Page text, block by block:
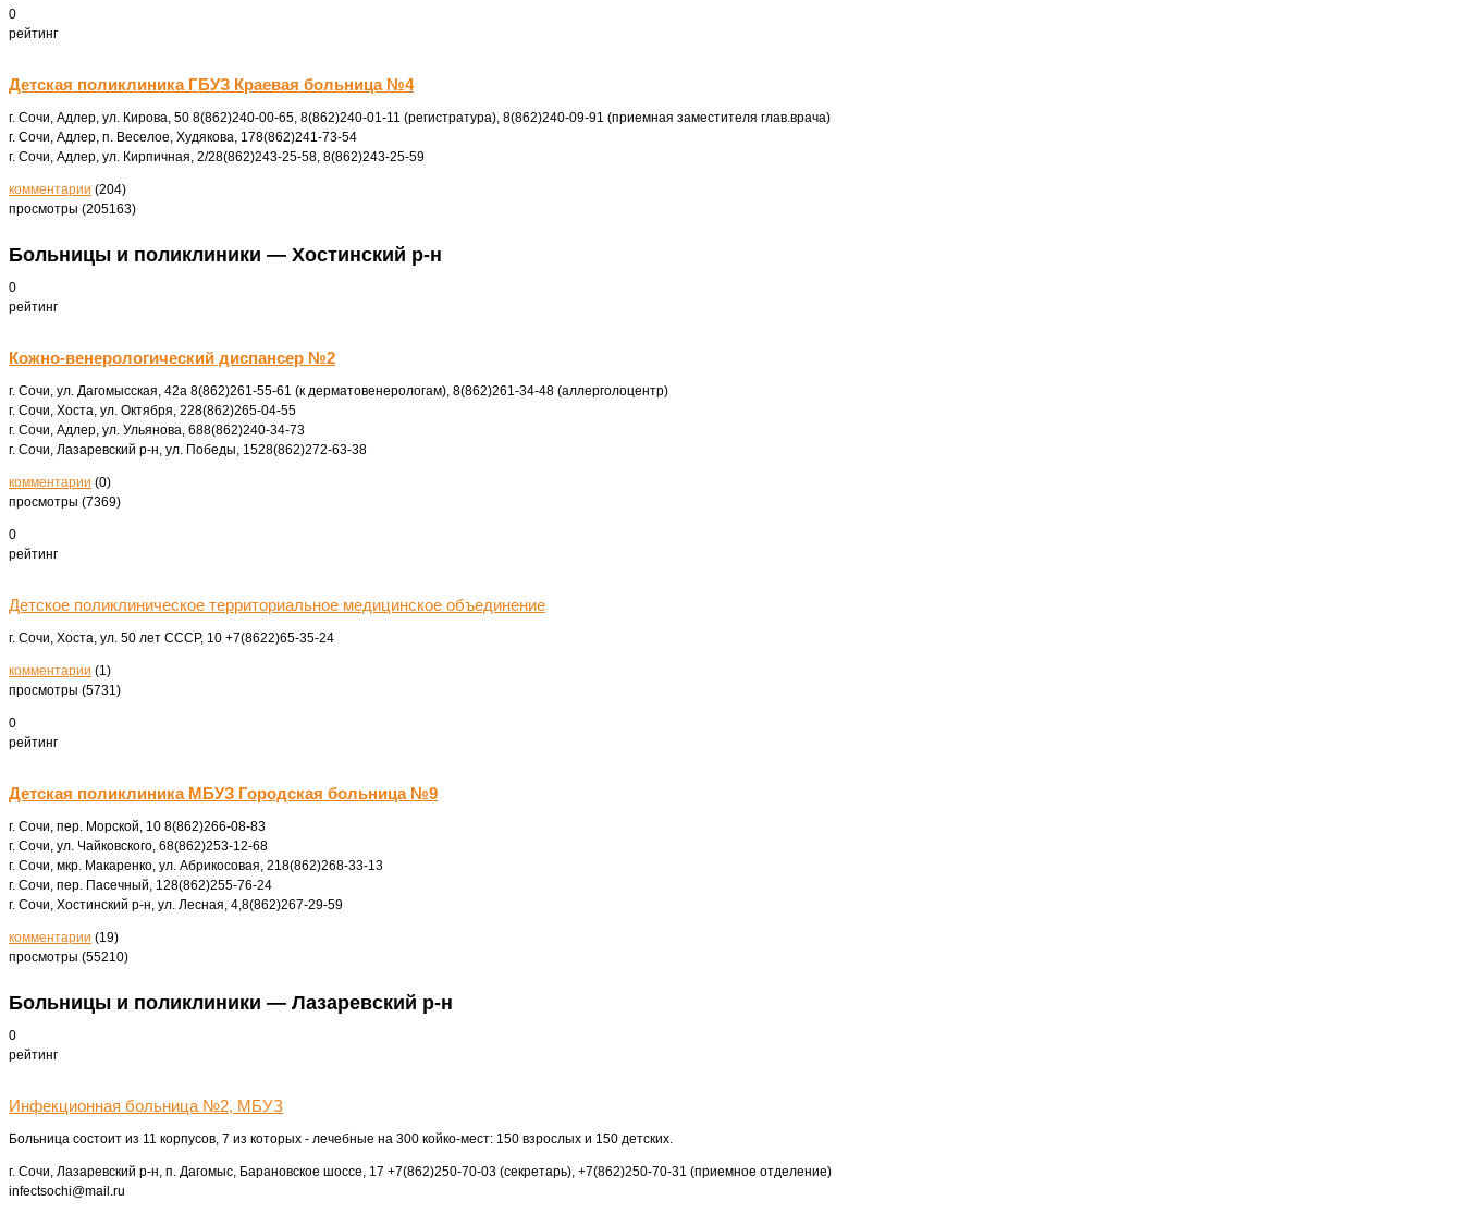
0
рейтинг
Детская поликлиника ГБУЗ Краевая больница №4
г. Сочи, Адлер, ул. Кирова, 50 8(862)240-00-65, 8(862)240-01-11 (регистратура), 8(862)240-09-91 (приемная заместителя глав.врача)
г. Сочи, Адлер, п. Веселое, Худякова, 178(862)241-73-54
г. Сочи, Адлер, ул. Кирпичная, 2/28(862)243-25-58, 8(862)243-25-59
комментарии (204)
просмотры (205163)
Больницы и поликлиники — Хостинский р-н
0
рейтинг
Кожно-венерологический диспансер №2
г. Сочи, ул. Дагомысская, 42а 8(862)261-55-61 (к дерматовенерологам), 8(862)261-34-48 (аллерголоцентр)
г. Сочи, Хоста, ул. Октября, 228(862)265-04-55
г. Сочи, Адлер, ул. Ульянова, 688(862)240-34-73
г. Сочи, Лазаревский р-н, ул. Победы, 1528(862)272-63-38
комментарии (0)
просмотры (7369)
0
рейтинг
Детское поликлиническое территориальное медицинское объединение
г. Сочи, Хоста, ул. 50 лет СССР, 10 +7(8622)65-35-24
комментарии (1)
просмотры (5731)
0
рейтинг
Детская поликлиника МБУЗ Городская больница №9
г. Сочи, пер. Морской, 10 8(862)266-08-83
г. Сочи, ул. Чайковского, 68(862)253-12-68
г. Сочи, мкр. Макаренко, ул. Абрикосовая, 218(862)268-33-13
г. Сочи, пер. Пасечный, 128(862)255-76-24
г. Сочи, Хостинский р-н, ул. Лесная, 4,8(862)267-29-59
комментарии (19)
просмотры (55210)
Больницы и поликлиники — Лазаревский р-н
0
рейтинг
Инфекционная больница №2, МБУЗ
Больница состоит из 11 корпусов, 7 из которых - лечебные на 300 койко-мест: 150 взрослых и 150 детских.
г. Сочи, Лазаревский р-н, п. Дагомыс, Барановское шоссе, 17 +7(862)250-70-03 (секретарь), +7(862)250-70-31 (приемное отделение)
infectsochi@mail.ru